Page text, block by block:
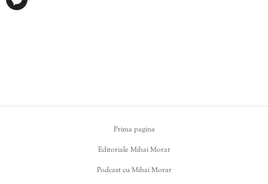
Prima pagina
Editoriale Mihai Morar
Podcast cu Mihai Morar